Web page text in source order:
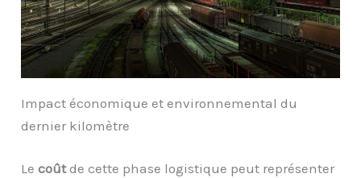
Impact économique et environnemental du
dernier kilomètre
Lecoûtde cette phase logistique peut représenter